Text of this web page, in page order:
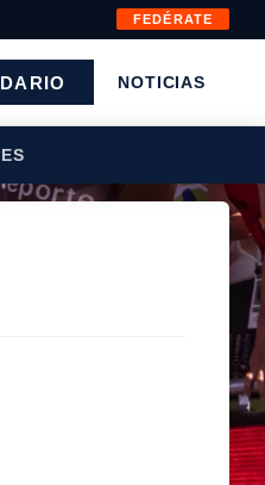
FEDÉRATE
NOTICIAS